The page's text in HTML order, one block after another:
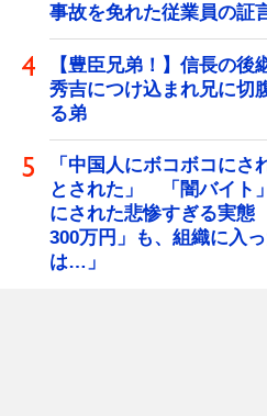
事故を免れた従業員の証
【豊臣兄弟！】信長の
秀吉につけ込まれ兄に切
る弟
「中国人にボコボコに
とされた」 「闇バイト
にされた悲惨すぎる実
300万円」も、組織に入
は…」